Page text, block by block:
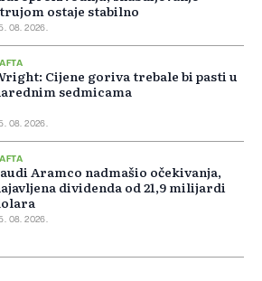
ostaje stabilno
08. 2026.
Cijene goriva trebale bi pasti u
sedmicama
08. 2026.
Aramco nadmašio očekivanja,
dividenda od 21,9 milijardi
08. 2026.